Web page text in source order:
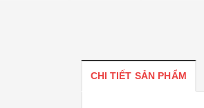
CHI TIẾT SẢN PHẨM